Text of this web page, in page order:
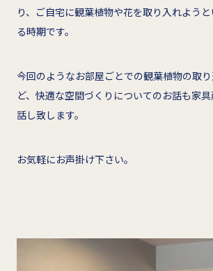
り、ご自宅に観葉植物や花を取り入れよう
る時期です。
今回のようなお部屋ごとでの観葉植物の取
ど、快適な空間づくりについてのお話も家
話し致します。
お気軽にお声掛け下さい。